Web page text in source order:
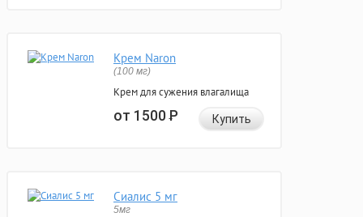
Крем Naron
(100 мг)
Крем для сужения влагалища
от 1500Р Купить
Сиалис 5 мг
5мг